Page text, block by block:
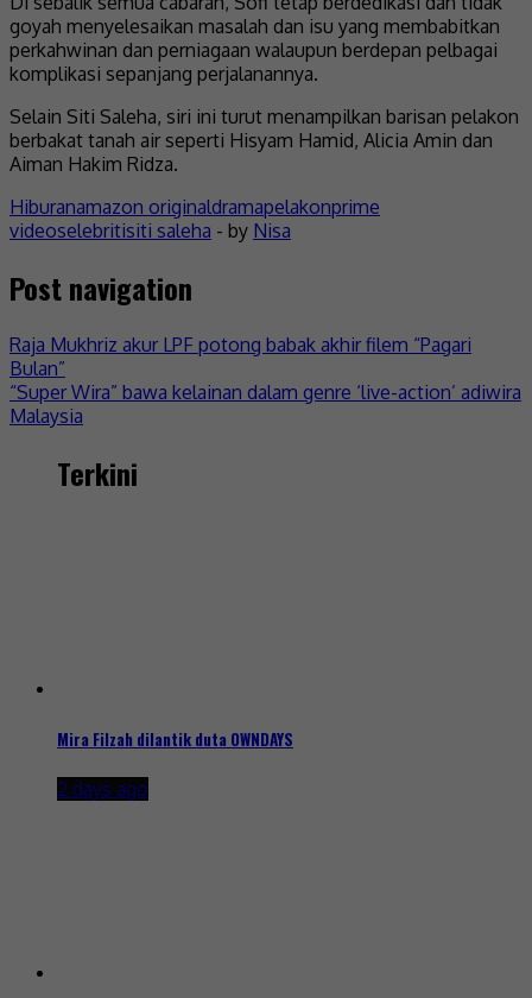
goyah menyelesaikan masalah dan isu yang membabitkan
perkahwinan dan perniagaan walaupun berdepan pelbagai
komplikasi sepanjang perjalanannya.
Selain Siti Saleha, siri ini turut menampilkan barisan pelakon
berbakat tanah air seperti Hisyam Hamid, Alicia Amin dan
Aiman Hakim Ridza.
Hiburanamazon originaldramapelakonprime
videoselebritisiti saleha - by Nisa
Post navigation
Raja Mukhriz akur LPF potong babak akhir filem “Pagari
Bulan”
“Super Wira” bawa kelainan dalam genre ‘live-action’ adiwira
Malaysia
Terkini
Mira Filzah dilantik duta OWNDAYS
2 days ago